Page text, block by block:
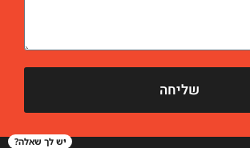
שליחה
יש לך שאלה?